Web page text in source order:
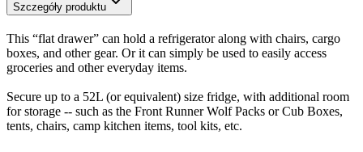
Szczegóły produktu
This “flat drawer” can hold a refrigerator along with chairs, cargo
boxes, and other gear. Or it can simply be used to easily access
groceries and other everyday items.
Secure up to a 52L (or equivalent) size fridge, with additional room
for storage -- such as the Front Runner Wolf Packs or Cub Boxes,
tents, chairs, camp kitchen items, tool kits, etc.